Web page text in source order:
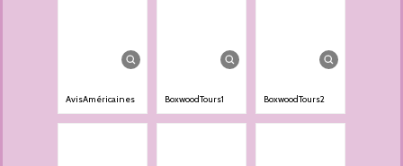
AvisAméricaines BoxwoodTours1 BoxwoodTours2